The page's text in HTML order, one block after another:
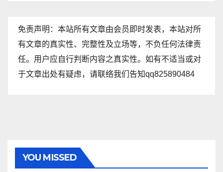
免责声明：本站所有文章由会员即时发表，本站对所
有文章的真实性、完整性及立场等，不负任何法律责
任。用户应自行判断内容之真实性。如有不适当或对
于文章出处有疑虑，请联络我们告知qq825890484
YOU MISSED